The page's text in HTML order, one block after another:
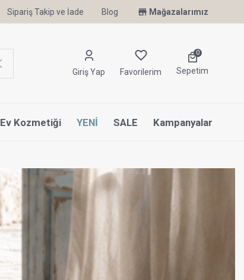
Uyku Uzmanı Othello Şimdi Penelope'de
Sipariş Takip ve İade Blog Mağazalarımız
Giriş Yap Favorilerim
0
Sepetim
Ev Kozmetiği YENİ SALE Kampanyalar